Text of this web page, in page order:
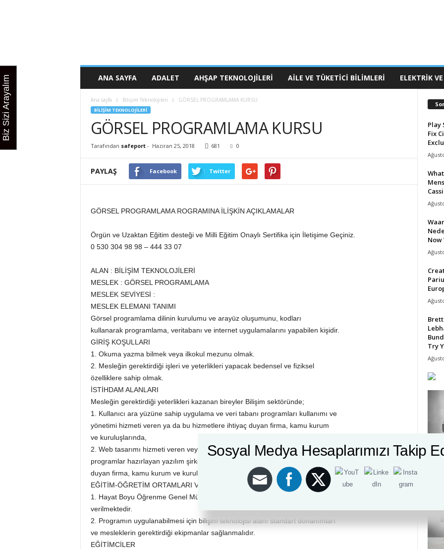
ANA SAYFA ADALET AHŞAP TEKNOLOJILERI AILE VE TÜKETICI BILIMLERI ELEKTRIK
Ana sayfa Bilişim Teknolojileri GÖRSEL PROGRAMLAMA KURSU
BILIŞIM TEKNOLOJILERI
GÖRSEL PROGRAMLAMA KURSU
Tarafından safeport- Haziran 25, 2018 681 0
PAYLAŞ Facebook Twitter
GÖRSEL PROGRAMLAMA ROGRAMINA İLİŞKİN AÇIKLAMALAR
Örgün ve Uzaktan Eğitim desteği ve Milli Eğitim Onaylı Sertifika için İletişime Geçiniz.
0 530 304 98 98 – 444 33 07
ALAN : BİLİŞİM TEKNOLOJİLERİ
MESLEK : GÖRSEL PROGRAMLAMA
MESLEK SEVİYESİ :
MESLEK ELEMANI TANIMI
Görsel programlama dilinin kurulumu ve arayüz oluşumunu, kodları
kullanarak programlama, veritabanı ve internet uygulamalarını yapabilen kişidir.
GİRİŞ KOŞULLARI
1. Okuma yazma bilmek veya ilkokul mezunu olmak.
2. Mesleğin gerektirdiği işleri ve yeterlikleri yapacak bedensel ve fiziksel
özelliklere sahip olmak.
İSTİHDAM ALANLARI
Mesleğin gerektirdiği yeterlikleri kazanan bireyler Bilişim sektöründe;
1. Kullanıcı ara yüzüne sahip uygulama ve veri tabanı programları kullanımı ve
yönetimi hizmeti veren ya da bu hizmetlere ihtiyaç duyan firma, kamu kurum
ve kuruluşlarında,
2. Web tasarımı hizmeti veren veya web ortamında çalışan etkileşimli
programlar hazırlayan yazılım şirketlerinde ya da bu hizmetlere ihtiyaç
duyan firma, kamu kurum ve kuruluşlarında vb. yerlerde çalışabilirler.
EĞİTİM-ÖĞRETİM ORTAMLARI VE DONANIMLARI
1. Hayat Boyu Öğrenme Genel Müdürlüğüne bağlı eğitim kurumlarında eğitim
verilmektedir.
2. Programın uygulanabilmesi için bilişim teknolojisi alanı standart donanımları
ve mesleklerin gerektirdiği ekipmanlar sağlanmalıdır.
EĞİTİMCİLER
Play
Fix
Now
Try
Sosyal Medya Hesaplarımızı Takip
Biz Sizi Arayalım